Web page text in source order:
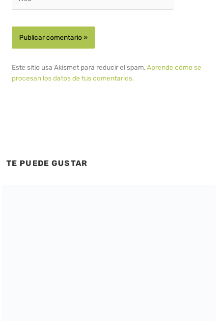
Este sitio usa Akismet para reducir el spam.Aprende cómo se
procesan los datos de tus comentarios.
TE PUEDE GUSTAR